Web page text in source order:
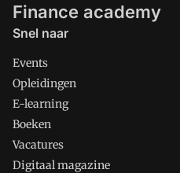
Finance academy
Snel naar
Events
Opleidingen
E-learning
Boeken
Vacatures
Digitaal magazine